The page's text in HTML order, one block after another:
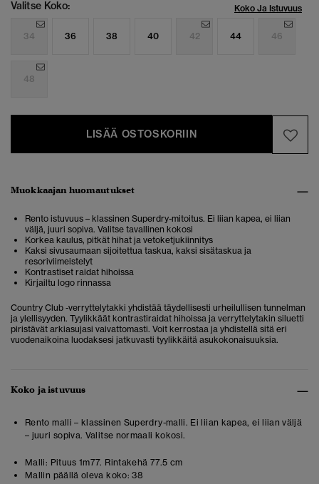
Valitse Koko: Koko Ja Istuvuus
34 36 38 40 42 44 46
48
LISÄÄ OSTOSKORIIN
Muokkaajan huomautukset
Rento istuvuus – klassinen Superdry-mitoitus. Ei liian kapea, ei liian
väljä, juuri sopiva. Valitse tavallinen kokosi
Korkea kaulus, pitkät hihat ja vetoketjukiinnitys
Kaksi sivusaumaan sijoitettua taskua, kaksi sisätaskua ja
resoriviimeistelyt
Kontrastiset raidat hihoissa
Kirjailtu logo rinnassa
Country Club -verryttelytakki yhdistää täydellisesti urheilullisen tunnelman
ja ylellisyyden. Tyylikkäät kontrastiraidat hihoissa ja verryttelytakin siluetti
piristävät arkiasujasi vaivattomasti. Voit kerrostaa ja yhdistellä sitä eri
vuodenaikoina luodaksesi jatkuvasti tyylikkäitä asukokonaisuuksia.
Koko ja istuvuus
Rento malli – klassinen Superdry-malli. Ei liian kapea, ei liian väljä
– juuri sopiva. Valitse normaali kokosi.
Malli: Pituus 1m77. Rintakehä 77.5 cm
Mallin päällä oleva koko: 38